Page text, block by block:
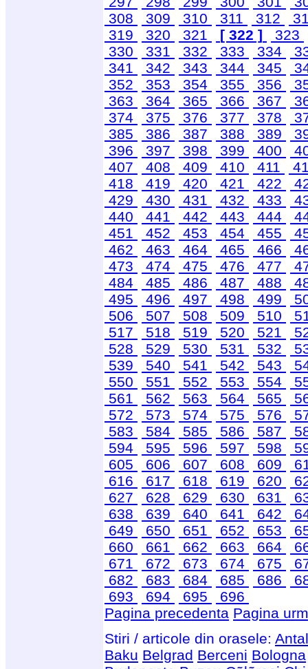
308
309 310 311 312
319
320 321 [ 322 ]
323
330
331 332 333 334
341
342 343 344 345
352
353 354 355 356
363
364 365 366 367
374
375 376 377 378
385
386 387 388 389
396
397 398 399 400
407
408 409 410 411
418
419 420 421 422
429
430 431 432 433
440
441 442 443 444
451
452 453 454 455
462
463 464 465 466
473
474 475 476 477
484
485 486 487 488
495
496 497 498 499
506
507 508 509 510
517
518 519 520 521
528
529 530 531 532
539
540 541 542 543
550
551 552 553 554
561
562 563 564 565
572
573 574 575 576
583
584 585 586 587
594
595 596 597 598
605
606 607 608 609
616
617 618 619 620
627
628 629 630 631
638
639 640 641 642
649
650 651 652 653
660
661 662 663 664
671
672 673 674 675
682
683 684 685 686
693
694 695
696
Pagina precedenta Pagina
Stiri / articole din orasele:
Baku Belgrad Berceni Bologna